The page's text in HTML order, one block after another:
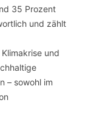
35 Prozent
und zählt
und
– sowohl im